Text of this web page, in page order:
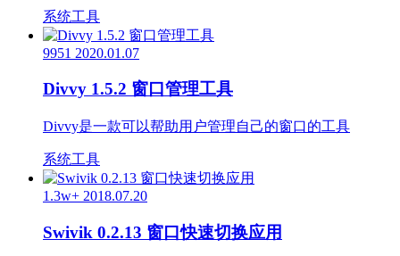
系统工具
9951 2020.01.07
Divvy 1.5.2 窗口管理工具
Divvy是一款可以帮助用户管理自己的窗口的工具
系统工具
1.3w+ 2018.07.20
Swivik 0.2.13 窗口快速切换应用